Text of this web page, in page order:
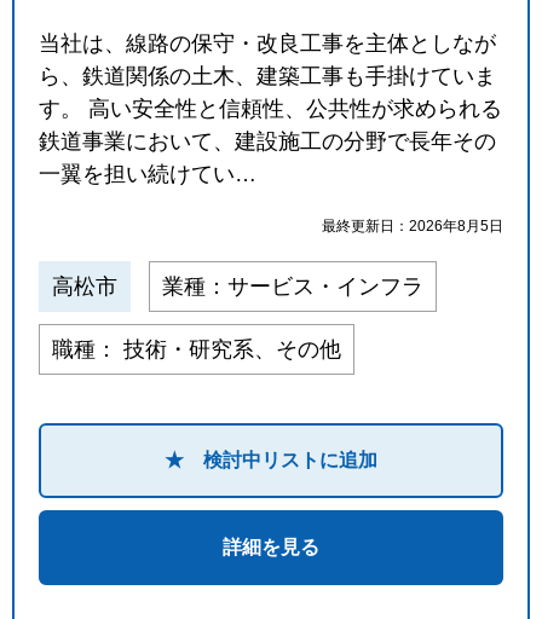
当社は、線路の保守・改良工事を主体としなが
ら、鉄道関係の土木、建築工事も手掛けていま
す。 高い安全性と信頼性、公共性が求められる
鉄道事業において、建設施工の分野で長年その
一翼を担い続けてい…
最終更新日：2026年8月5日
高松市 業種：サービス・インフラ
職種： 技術・研究系、その他
★ 検討中リストに追加
詳細を見る